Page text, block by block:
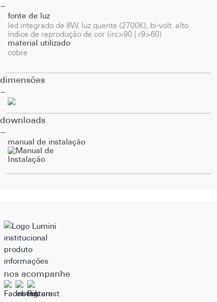
fonte de luz
led integrado de 8W. luz quente (2700K), bi-volt. alto
índice de reprodução de cor (irc>90 | r9>60)
material utilizado
cobre
dimensões
downloads
manual de instalação
institucional
produto
informações
nos acompanhe